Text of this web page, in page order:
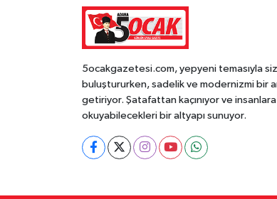
5ocakgazetesi.com, yepyeni temasıyla
buluştururken, sadelik ve modernizmi bir
getiriyor. Şatafattan kaçınıyor ve
okuyabilecekleri bir altyapı sunuyor.